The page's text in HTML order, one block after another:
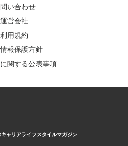
い合わせ
運営会社
利用規約
報保護方針
関する公表事項
ャリアライフスタイルマガジン